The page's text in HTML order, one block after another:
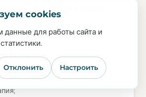
для здоровья нервов,
медитации;
cookies
данные для работы сайта и
Отклонить Настроить